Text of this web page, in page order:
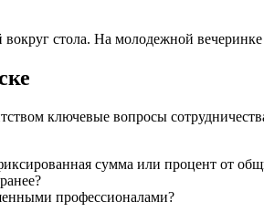
стола. На молодежной
ключевые вопросы
сумма или процент от
профессионалами?